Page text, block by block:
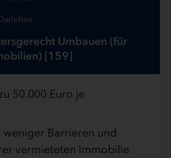
Darlehen
Umbauen (für
[159]
50.000 Euro je
Barrieren und
vermieteten Immobilie